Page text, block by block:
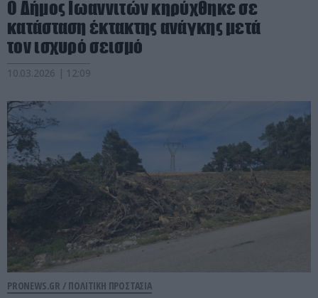
Ο Δήμος Ιωαννιτών κηρύχθηκε σε
κατάσταση έκτακτης ανάγκης μετά
τον ισχυρό σεισμό
10.03.2026 | 12:09
PRONEWS.GR / ΠΟΛΙΤΙΚΗ ΠΡΟΣΤΑΣΙΑ